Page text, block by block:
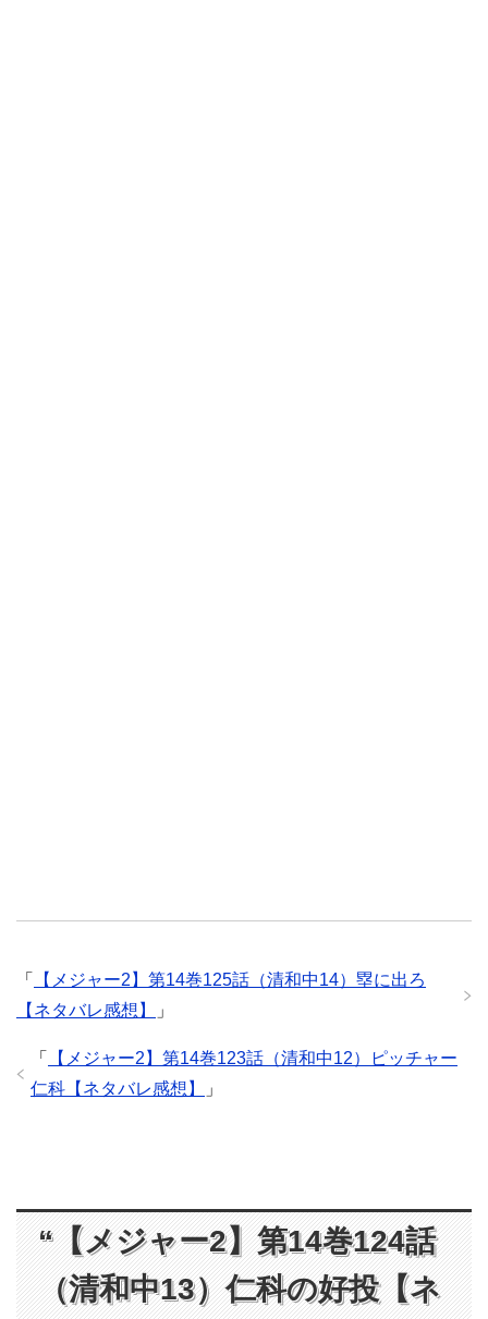
「
【メジャー2】第14巻125話（清和中14）塁に出ろ
【ネタバレ感想】
」
「
【メジャー2】第14巻123話（清和中12）ピッチャー
仁科【ネタバレ感想】
」
“【メジャー2】第14巻124話
（清和中13）仁科の好投【ネ